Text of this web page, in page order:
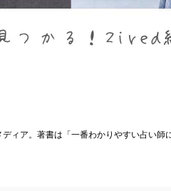
ィア。著書は「一番わかりやすい占い師